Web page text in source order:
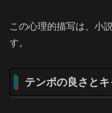
この心理的描写は、小
す。
テンポの良さと